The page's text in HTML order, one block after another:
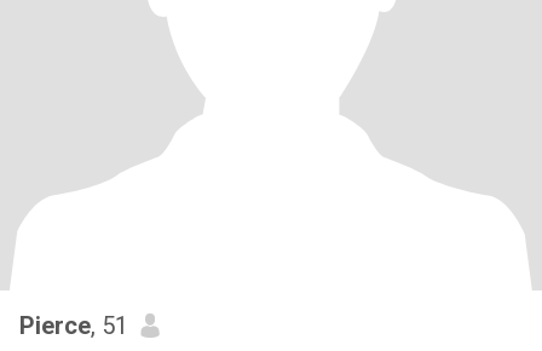
Pierce, 51